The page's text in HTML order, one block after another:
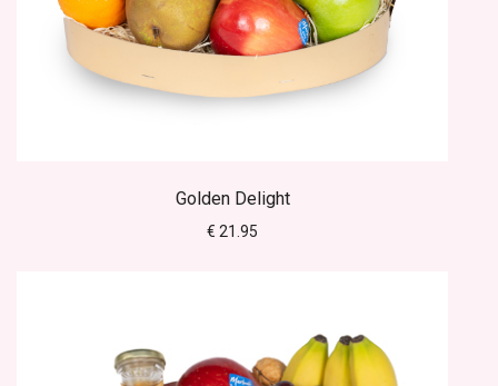
Golden Delight
€ 21.95